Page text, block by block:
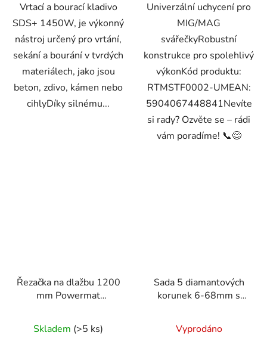
Vrtací a bourací kladivo
SDS+ 1450W, je výkonný
nástroj určený pro vrtání,
sekání a bourání v tvrdých
materiálech, jako jsou
beton, zdivo, kámen nebo
cihlyDíky silnému...
Univerzální uchycení pro
MIG/MAG
svářečkyRobustní
konstrukce pro spolehlivý
výkonKód produktu:
RTMSTF0002-UMEAN:
5904067448841Nevíte
si rady? Ozvěte se – rádi
vám poradíme! 📞😊
Řezačka na dlažbu 1200
mm Powermat
Skladem (>5 ks)
Sada 5 diamantových
korunek 6-68mm s
Vyprodáno